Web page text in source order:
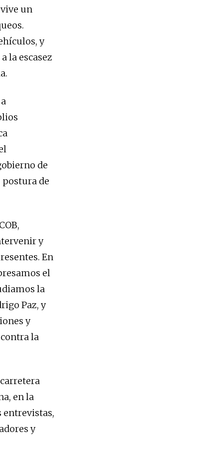
un
y
la escasez
de
de
y
En
el
la
Paz, y
y
la
en la
entrevistas,
y